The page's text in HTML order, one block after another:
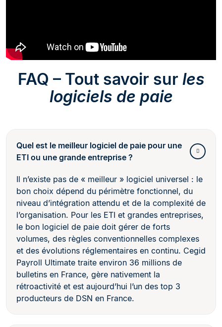
FAQ – Tout savoir sur les
logiciels de paie
Quel est le meilleur logiciel de paie pour une
ETI ou une grande entreprise ?
Il n’existe pas de « meilleur » logiciel universel : le
bon choix dépend du périmètre fonctionnel, du
niveau d’intégration attendu et de la complexité de
l’organisation. Pour les ETI et grandes entreprises,
le bon logiciel de paie doit gérer de forts
volumes, des règles conventionnelles complexes
et des évolutions réglementaires en continu. Cegid
Payroll Ultimate traite environ 36 millions de
bulletins en France, gère nativement la
rétroactivité et est aujourd’hui l’un des top 3
producteurs de DSN en France.